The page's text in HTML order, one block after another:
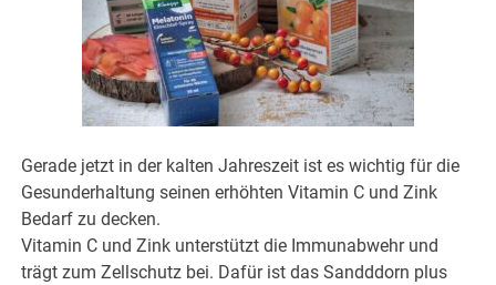
Gerade jetzt in der kalten Jahreszeit ist es wichtig für die
Gesunderhaltung seinen erhöhten Vitamin C und Zink
Bedarf zu decken.
Vitamin C und Zink unterstützt die Immunabwehr und
trägt zum Zellschutz bei. Dafür ist das Sandddorn plus